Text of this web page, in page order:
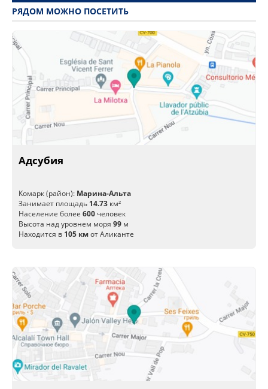
РЯДОМ МОЖНО ПОСЕТИТЬ
Адсубия
Комарк (район): Марина-Альта
Занимает площадь 14.73 км²
Население более 600 человек
Высота над уровнем моря 99 м
Находится в 105 кмот Аликанте